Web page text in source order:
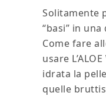
Solitamente
“basi” in
Come fare
usare
idrata la
quelle